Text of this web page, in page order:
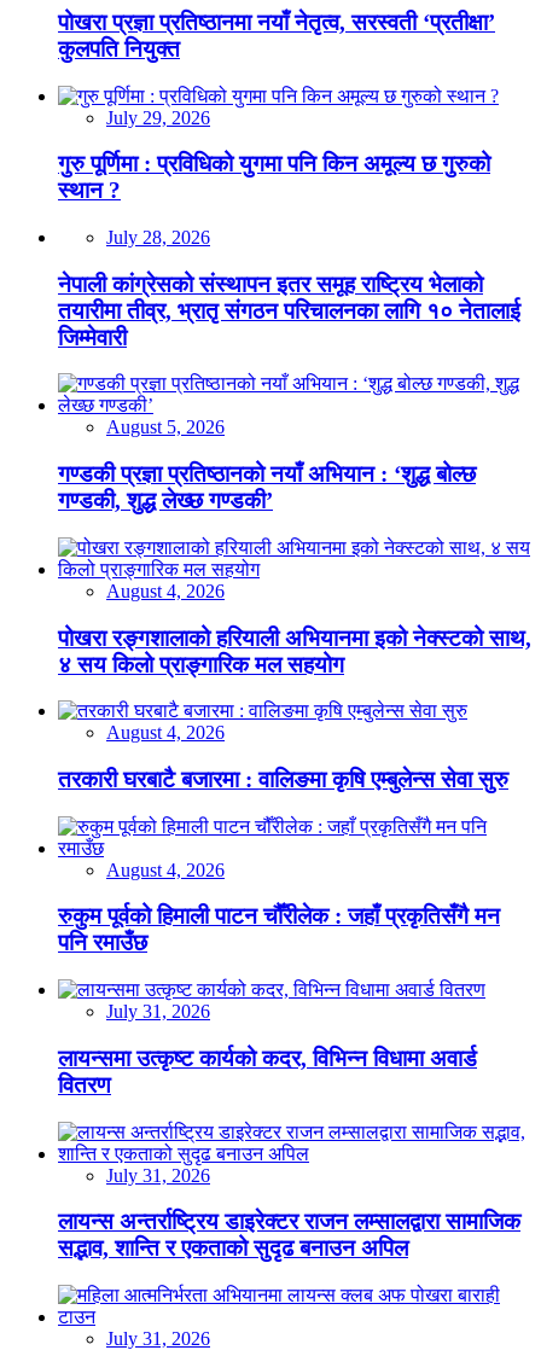
पोखरा प्रज्ञा प्रतिष्ठानमा नयाँ नेतृत्व, सरस्वती ‘प्रतीक्षा’
कुलपति नियुक्त
July 29, 2026
गुरु पूर्णिमा : प्रविधिको युगमा पनि किन अमूल्य छ गुरुको
स्थान ?
July 28, 2026
नेपाली कांग्रेसको संस्थापन इतर समूह राष्ट्रिय भेलाको
तयारीमा तीव्र, भ्रातृ संगठन परिचालनका लागि १० नेतालाई
जिम्मेवारी
August 5, 2026
गण्डकी प्रज्ञा प्रतिष्ठानको नयाँ अभियान : ‘शुद्ध बोल्छ
गण्डकी, शुद्ध लेख्छ गण्डकी’
August 4, 2026
पोखरा रङ्गशालाको हरियाली अभियानमा इको नेक्स्टको साथ,
४ सय किलो प्राङ्गारिक मल सहयोग
August 4, 2026
तरकारी घरबाटै बजारमा : वालिङमा कृषि एम्बुलेन्स सेवा सुरु
August 4, 2026
रुकुम पूर्वको हिमाली पाटन चौँरीलेक : जहाँ प्रकृतिसँगै मन
पनि रमाउँछ
July 31, 2026
लायन्समा उत्कृष्ट कार्यको कदर, विभिन्न विधामा अवार्ड
वितरण
July 31, 2026
लायन्स अन्तर्राष्ट्रिय डाइरेक्टर राजन लम्सालद्वारा सामाजिक
सद्भाव, शान्ति र एकताको सुदृढ बनाउन अपिल
July 31, 2026